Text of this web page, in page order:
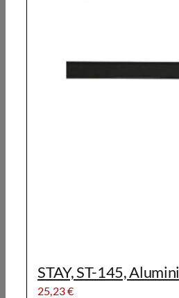
STAY, ST-145,
25,23€